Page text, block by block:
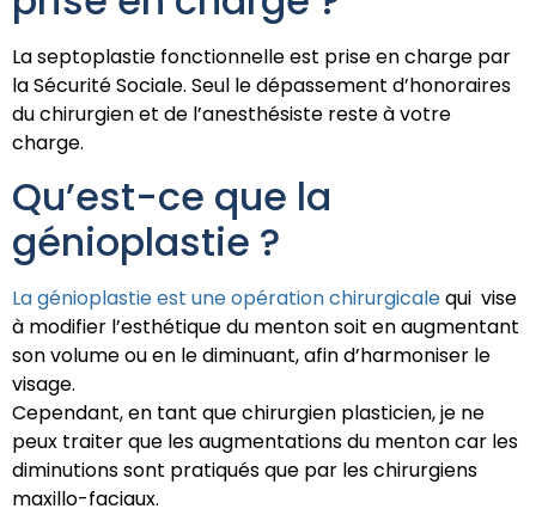
La septoplastie fonctionnelle est prise en charge par
la Sécurité Sociale. Seul le dépassement d’honoraires
du chirurgien et de l’anesthésiste reste à votre
charge.
Qu’est-ce que la
génioplastie ?
La génioplastie est une opération chirurgicalequi vise
à modifier l’esthétique du menton soit en augmentant
son volume ou en le diminuant, afin d’harmoniser le
visage.
Cependant, en tant que chirurgien plasticien, je ne
peux traiter que les augmentations du menton car les
diminutions sont pratiqués que par les chirurgiens
maxillo-faciaux.